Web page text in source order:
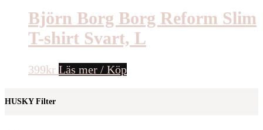
Björn Borg Borg Reform Slim
T-shirt Svart, L
399kr Läs mer / Köp
HUSKY Filter